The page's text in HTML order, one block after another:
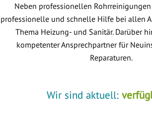
Neben professionellen
professionelle und schnelle Hilfe bei allen
Thema Heizung- und Sanitär. Darüber
kompetenter Ansprechpartner für
Reparaturen.
Wir sind aktuell: